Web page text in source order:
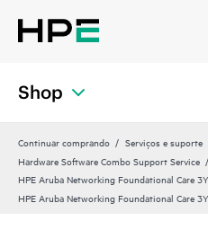
Shop
Continuar comprando Serviços e suporte
Hardware Software Combo Support Service
HPE Aruba Networking Foundational Care
HPE Aruba Networking Foundational Care